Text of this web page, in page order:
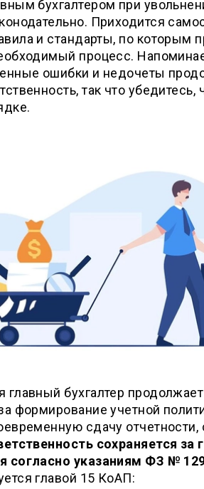
бухгалтером при
Приходится
и стандарты, по которым
процесс.
ошибки и недочеты
так что убедитесь,
главный бухгалтер
формирование учетной
сдачу отчетности,
сохраняется за
согласно указаниям ФЗ №
главой 15 КоАП: